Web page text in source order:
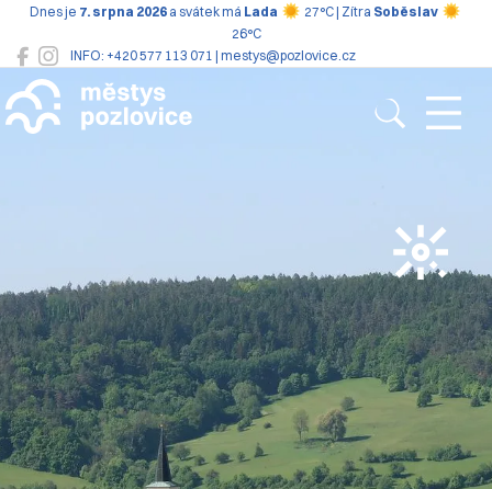
INFO: +420 577 113 071 | mestys@pozlovice.cz
Dnes je 7. srpna 2026 a svátek má Lada 27°C | Zítra Soběslav
26°C
Pozlovice